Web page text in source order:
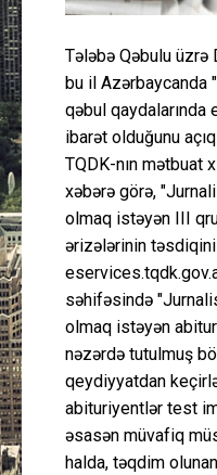
Tələbə Qəbulu üzrə
bu il Azərbaycanda
qəbul qaydalarında
ibarət olduğunu
TQDK-nın mətbuat
xəbərə görə,
olmaq istəyən III
ərizələrinin
səhifəsində
olmaq istəyən
nəzərdə tutulmuş
qeydiyyatdan
abituriyentlər test
əsasən müvafiq
halda, təqdim